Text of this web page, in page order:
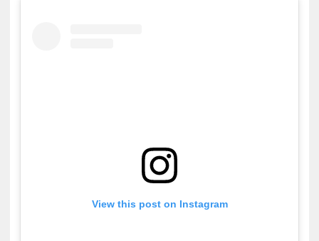
View this post on Instagram